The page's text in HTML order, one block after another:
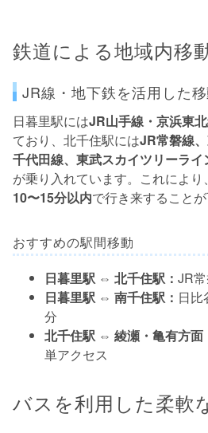
鉄道による地域内移
JR線・地下鉄を活用した
日暮里駅にはJR山手線・京浜東
ており、北千住駅にはJR常磐線
千代田線、東武スカイツリーラ
が乗り入れています。これにより
10〜15分以内で行き来することが
おすすめの駅間移動
日暮里駅 ⇔ 北千住駅： JR
日暮里駅 ⇔ 南千住駅： 日
分
北千住駅 ⇔ 綾瀬・亀有方面
単アクセス
バスを利用した柔軟